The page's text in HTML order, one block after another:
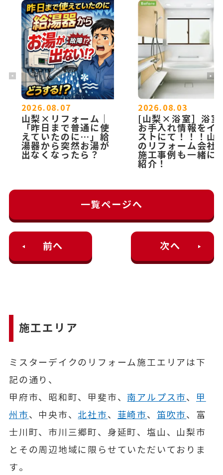
2026.08.07
山梨×リフォーム｜
「昨日まで普通に使
えていたのに…」給
湯器から突然お湯が
出なくなったら？
2026.08.03
[山梨×浴室］浴室
お手入れ情報をイ
ストにて！！！山
のリフォーム会社
施工事例も一緒に
紹介！
前へ
一覧ページへ
次へ
施工エリア
ミスターデイクのリフォーム施工エリアは下
記の通り、
甲府市、昭和町、甲斐市、 南アルプス市、 甲
州市、中央市、北社市、 韮崎市、 笛吹市、富
士川町、市川三郷町、身延町、塩山、山梨市
とその周辺地域に限らせていただいておりま
す。